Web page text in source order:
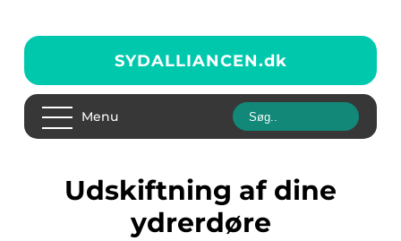
SYDALLIANCEN.dk
Menu
Udskiftning af dine
ydrerdøre